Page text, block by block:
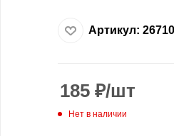
Артикул: 26710
185 ₽/шт
Нет в наличии